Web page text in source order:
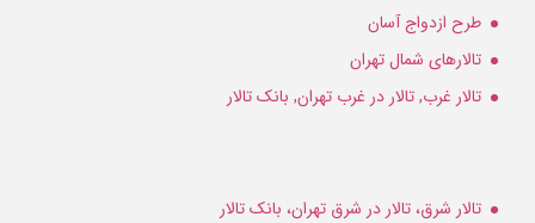
طرح ازدواج آسان
تالارهای شمال تهران
تالار غرب, تالار در غرب تهران, بانک تالار
تالار شرق، تالار در شرق تهران، بانک تالار